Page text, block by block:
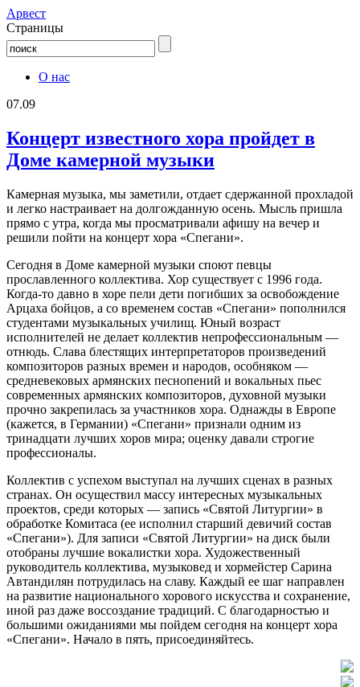
Aрвест
Страницы
О нас
07.09
Концерт известного хора пройдет в
Доме камерной музыки
Камерная музыка, мы заметили, отдает сдержанной прохладой
и легко настраивает на долгожданную осень. Мысль пришла
прямо с утра, когда мы просматривали афишу на вечер и
решили пойти на концерт хора «Спегани».
Сегодня в Доме камерной музыки споют певцы
прославленного коллектива. Хор существует с 1996 года.
Когда-то давно в хоре пели дети погибших за освобождение
Арцаха бойцов, а со временем состав «Спегани» пополнился
студентами музыкальных училищ. Юный возраст
исполнителей не делает коллектив непрофессиональным —
отнюдь. Слава блестящих интерпретаторов произведений
композиторов разных времен и народов, особняком —
средневековых армянских песнопений и вокальных пьес
современных армянских композиторов, духовной музыки
прочно закрепилась за участников хора. Однажды в Европе
(кажется, в Германии) «Спегани» признали одним из
тринадцати лучших хоров мира; оценку давали строгие
профессионалы.
Коллектив с успехом выступал на лучших сценах в разных
странах. Он осуществил массу интересных музыкальных
проектов, среди которых — запись «Святой Литургии» в
обработке Комитаса (ее исполнил старший девичий состав
«Спегани»). Для записи «Святой Литургии» на диск были
отобраны лучшие вокалистки хора. Художественный
руководитель коллектива, музыковед и хормейстер Сарина
Автандилян потрудилась на славу. Каждый ее шаг направлен
на развитие национального хорового искусства и сохранение,
иной раз даже воссоздание традиций. С благодарностью и
большими ожиданиями мы пойдем сегодня на концерт хора
«Спегани». Начало в пять, присоединяйтесь.